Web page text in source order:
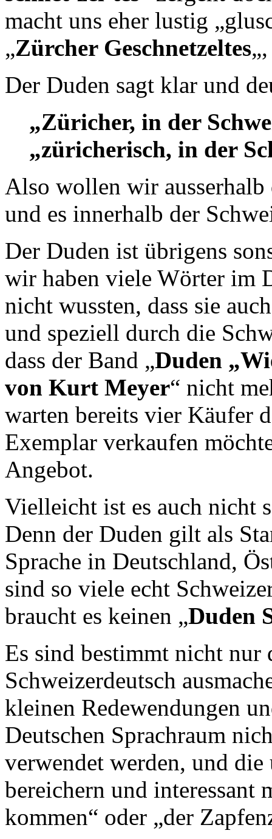
macht uns eher lustig
„Zürcher Geschnetzeltes
Der Duden sagt klar und
„Züricher, in der
„züricherisch, in der
Also wollen wir
und es innerhalb der
Der Duden ist übrigens
wir haben viele Wörter im
nicht wussten, dass sie
und speziell durch die
dass der Band „Duden
von Kurt Meyer“ nicht
warten bereits vier Käufer
Exemplar verkaufen
Angebot.
Vielleicht ist es auch nicht
Denn der Duden gilt als
Sprache in Deutschland,
sind so viele echt
braucht es keinen „Duden
Es sind bestimmt nicht
Schweizerdeutsch
kleinen Redewendungen
Deutschen Sprachraum
verwendet werden, und die
bereichern und interessant
kommen“ oder „der